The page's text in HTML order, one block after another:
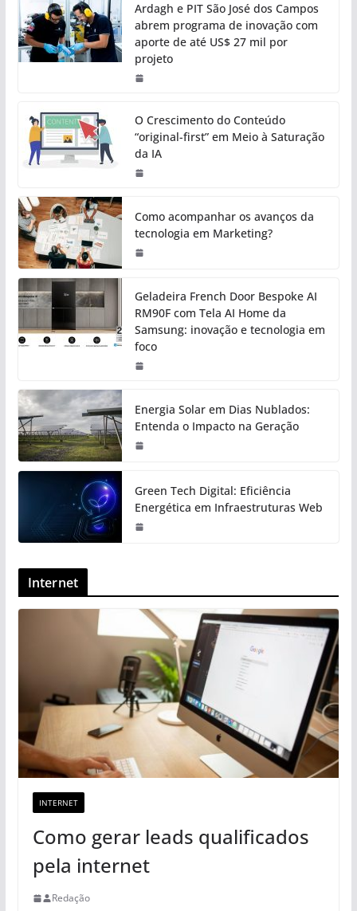
Ardagh e PIT São José dos Campos
abrem programa de inovação com
aporte de até US$ 27 mil por
projeto
O Crescimento do Conteúdo
“original-first” em Meio à Saturação
da IA
Como acompanhar os avanços da
tecnologia em Marketing?
Geladeira French Door Bespoke AI
RM90F com Tela AI Home da
Samsung: inovação e tecnologia em
foco
Energia Solar em Dias Nublados:
Entenda o Impacto na Geração
Green Tech Digital: Eficiência
Energética em Infraestruturas Web
Internet
INTERNET
Como gerar leads qualificados
pela internet
Redação